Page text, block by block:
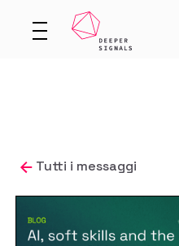
Tutti i messaggi